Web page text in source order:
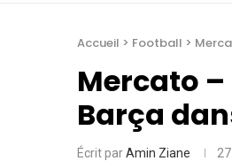
Accueil > Football >
Mercato –
Barça
Écrit parAmin Ziane